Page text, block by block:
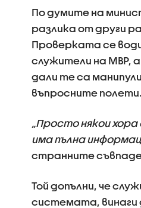
По думите на
разлика от други
Проверката се
служители на МВР,
дали те са
въпросните полети.
„Просто някои
има пълна
странните
Той допълни, че
системата, винаги